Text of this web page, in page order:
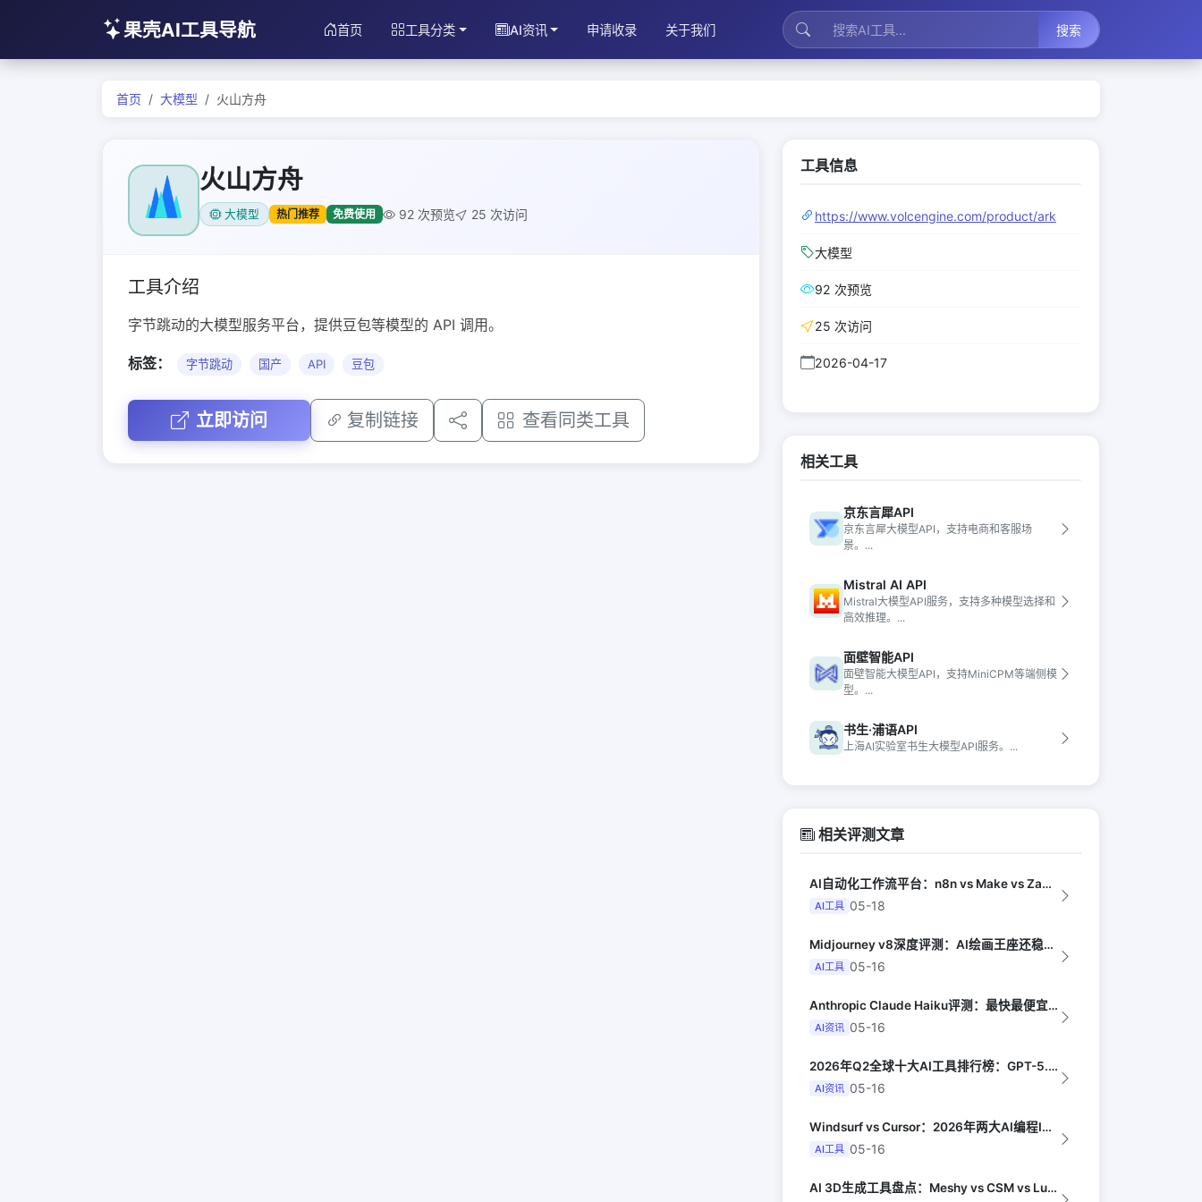
果壳AI工具导航 首页 工具分类 AI资讯 申请收录 关于我们 搜索
首页 大模型 火山方舟
火山方舟
大模型 热门推荐 免费使用 92 次预览 25 次访问
工具介绍
字节跳动的大模型服务平台，提供豆包等模型的 API 调用。
标签： 字节跳动 国产 API 豆包
立即访问 复制链接 查看同类工具
工具信息
https://www.volcengine.com/product/ark
大模型
92 次预览
25 次访问
2026-04-17
相关工具
京东言犀API
京东言犀大模型API，支持电商和客服场
景。...
Mistral AI API
Mistral大模型API服务，支持多种模型选择和
高效推理。...
面壁智能API
面壁智能大模型API，支持MiniCPM等端侧模
型。...
书生·浦语API
上海AI实验室书生大模型API服务。...
相关评测文章
AI自动化工作流平台：n8n vs Make vs Zapier AI对比（Au...
AI工具 05-18
Midjourney v8深度评测：AI绘画王座还稳吗（Digital Arts...
AI工具 05-16
Anthropic Claude Haiku评测：最快最便宜的智能模型（Late...
AI资讯 05-16
2026年Q2全球十大AI工具排行榜：GPT-5.4领跑，Claude Opus...
AI资讯 05-16
Windsurf vs Cursor：2026年两大AI编程IDE终极对决实测（...
AI工具 05-16
AI 3D生成工具盘点：Meshy vs CSM vs Luma vs Trip...